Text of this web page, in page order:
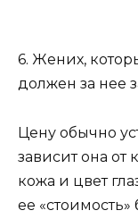
6. Жених,
должен за нее
Цену обычно
зависит она от
кожа и цвет
ее